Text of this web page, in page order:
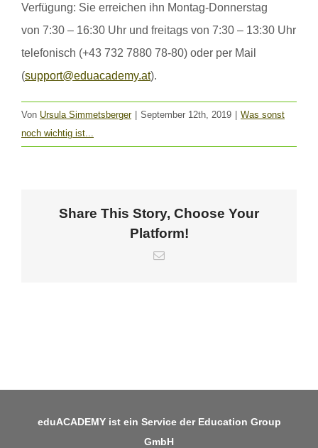
Verfügung: Sie erreichen ihn Montag-Donnerstag
von 7:30 – 16:30 Uhr und freitags von 7:30 – 13:30 Uhr
telefonisch (+43 732 7880 78-80) oder per Mail
(support@eduacademy.at).
Von Ursula Simmetsberger September 12th, 2019
Was sonst
noch wichtig ist...
Share This Story, Choose Your
Platform!
E-
eduACADEMY ist ein Service der Education Group
GmbH